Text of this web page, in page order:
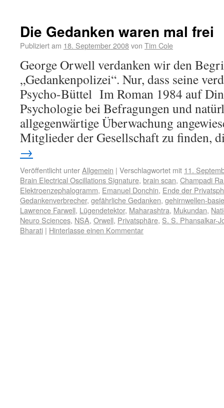
Die Gedanken waren mal frei
Publiziert am 18. September 2008von Tim Cole
George Orwell verdanken wir den
„Gedankenpolizei“. Nur, dass seine
Psycho-Büttel Im Roman 1984 auf
Psychologie bei Befragungen und
allgegenwärtige Überwachung
Mitglieder der Gesellschaft zu finden,
→
Veröffentlicht unterAllgemein | Verschlagwortet mit 11.
Brain Electrical Oscillations Signature, brain scan, Champadi
Elektroenzephalogramm, Emanuel Donchin, Ende der
Gedankenverbrecher, gefährliche Gedanken, gehirnwellen-
Lawrence Farwell, Lügendetektor, Maharashtra, Mukundan,
Neuro Sciences, NSA, Orwell, Privatsphäre, S. S. Phansalkar-
Bharati | Hinterlasse einen Kommentar